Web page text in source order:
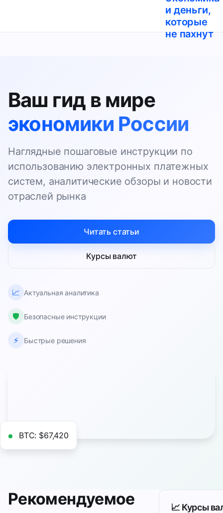
и деньги,
которые
не пахнут
Ваш гид в мире
экономики России
Наглядные пошаговые инструкции по
использованию электронных платежных
систем, аналитические обзоры и новости
отраслей рынка
Читать статьи
Курсы валют
📈 Актуальная аналитика
🛡️ Безопасные инструкции
⚡ Быстрые решения
BTC: $67,420
Рекомендуемое 📈 Курсы